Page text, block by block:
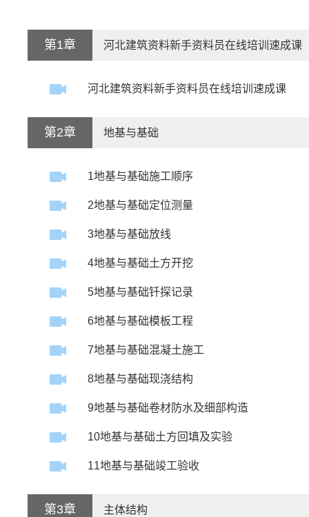
第1章 河北建筑资料新手资料员在线培训速成课
河北建筑资料新手资料员在线培训速成课
第2章 地基与基础
1地基与基础施工顺序
2地基与基础定位测量
3地基与基础放线
4地基与基础土方开挖
5地基与基础钎探记录
6地基与基础模板工程
7地基与基础混凝土施工
8地基与基础现浇结构
9地基与基础卷材防水及细部构造
10地基与基础土方回填及实验
11地基与基础竣工验收
第3章 主体结构